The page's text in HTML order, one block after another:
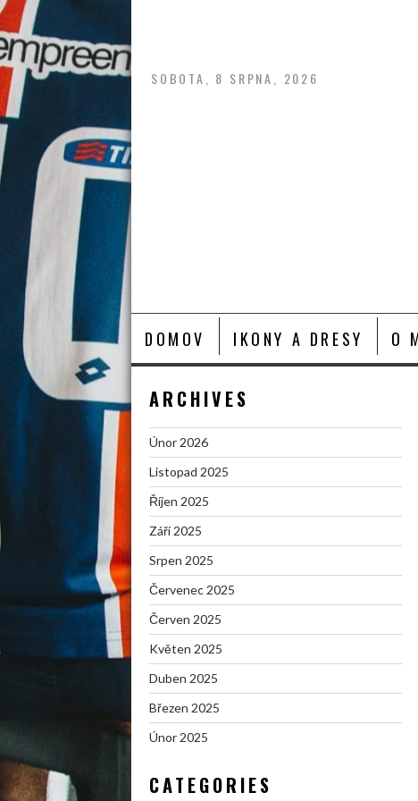
content
SOBOTA, 8 SRPNA, 2026
DOMOV IKONY A DRESY O
ARCHIVES
Únor 2026
Listopad 2025
Říjen 2025
Září 2025
Srpen 2025
Červenec 2025
Červen 2025
Květen 2025
Duben 2025
Březen 2025
Únor 2025
CATEGORIES